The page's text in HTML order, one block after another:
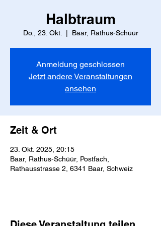
Halbtraum
Do., 23. Okt. Baar, Rathus-Schüür
Anmeldung geschlossen
Jetzt andere Veranstaltungen
ansehen
Zeit & Ort
23. Okt. 2025, 20:15
Baar, Rathus-Schüür, Postfach,
Rathausstrasse 2, 6341 Baar, Schweiz